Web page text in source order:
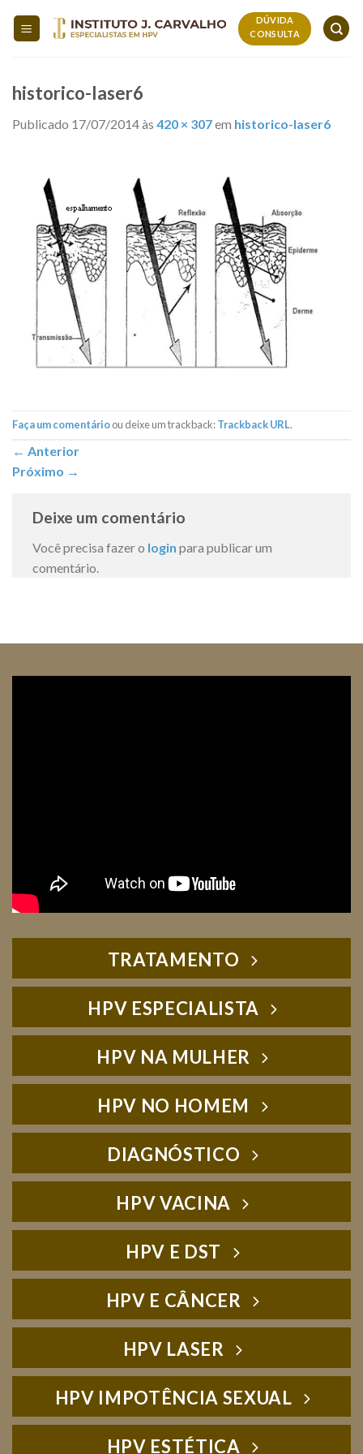
DÚVIDA
CONSULTA
historico-laser6
Publicado 17/07/2014às 420 × 307em historico-laser6
Faça um comentárioou deixe um trackback:Trackback URL.
← Anterior
Próximo →
Deixe um comentário
Você precisa fazer o login para publicar um
comentário.
TRATAMENTO
HPV ESPECIALISTA
HPV NA MULHER
HPV NO HOMEM
DIAGNÓSTICO
HPV VACINA
HPV E DST
HPV E CÂNCER
HPV LASER
HPV IMPOTÊNCIA SEXUAL
HPV ESTÉTICA